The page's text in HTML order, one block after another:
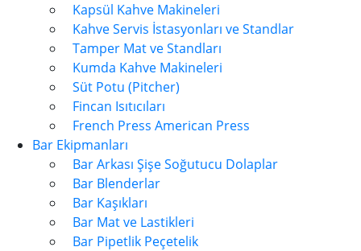
Kapsül Kahve Makineleri
Kahve Servis İstasyonları ve Standlar
Tamper Mat ve Standları
Kumda Kahve Makineleri
Süt Potu (Pitcher)
Fincan Isıtıcıları
French Press American Press
Bar Ekipmanları
Bar Arkası Şişe Soğutucu Dolaplar
Bar Blenderlar
Bar Kaşıkları
Bar Mat ve Lastikleri
Bar Pipetlik Peçetelik